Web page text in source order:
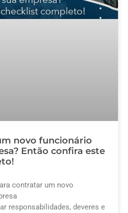
novo funcionário
Então confira este
contratar um novo
responsabilidades, deveres e